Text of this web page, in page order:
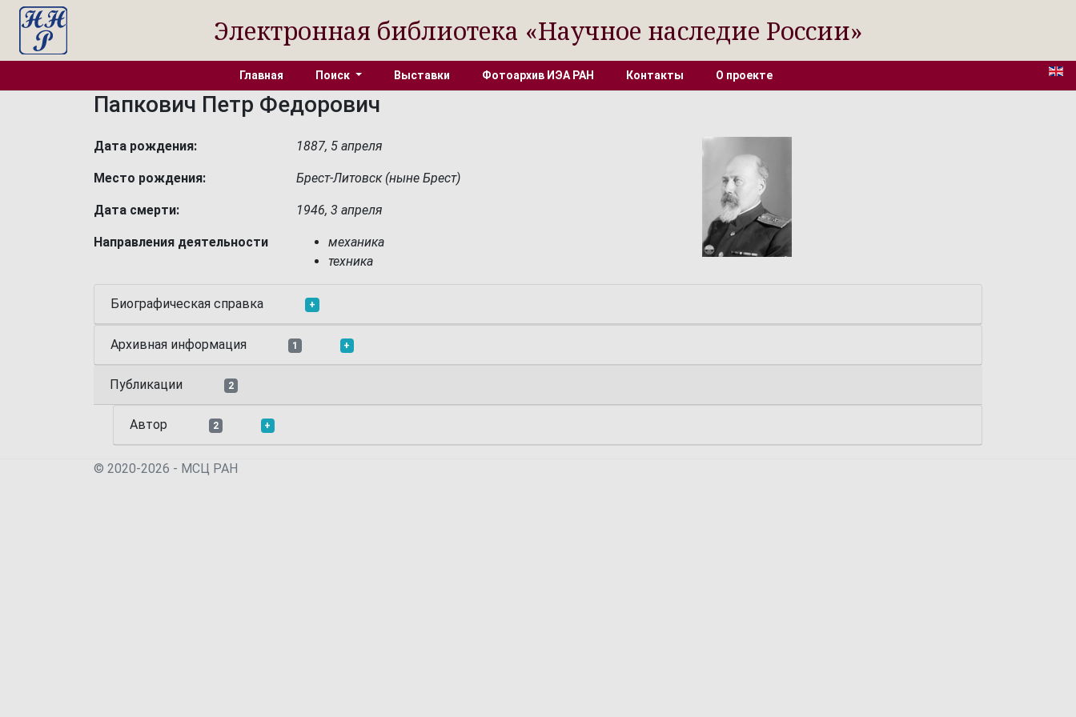
Электронная библиотека «Научное наследие России»
Главная Поиск Выставки Фотоархив ИЭА РАН Контакты О проекте
Папкович Петр Федорович
Дата рождения: 1887, 5 апреля
Место рождения: Брест-Литовск (ныне Брест)
Дата смерти: 1946, 3 апреля
Направления деятельности
механика
техника
Биографическая справка +
Архивная информация 1 +
Публикации 2
Автор 2 +
© 2020-2026 - МСЦ РАН